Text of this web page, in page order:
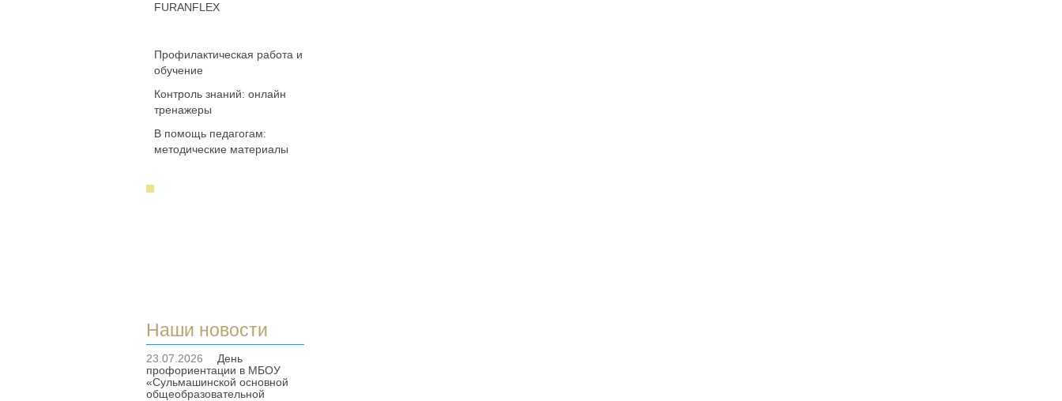
FURANFLEX
Профилактическая работа и
обучение
Контроль знаний: онлайн
тренажеры
В помощь педагогам:
методические материалы
Наши новости
23.07.2026
День
профориентации в МБОУ
«Сульмашинской основной
общеобразовательной